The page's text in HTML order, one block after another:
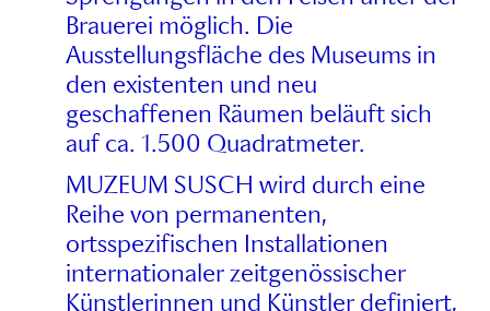
Brauerei möglich. Die
Ausstellungsfläche des Museums in
den existenten und neu
geschaffenen Räumen beläuft sich
auf ca. 1.500 Quadratmeter.
MUZEUM SUSCH wird durch eine
Reihe von permanenten,
ortsspezifischen Installationen
internationaler zeitgenössischer
Künstlerinnen und Künstler definiert,